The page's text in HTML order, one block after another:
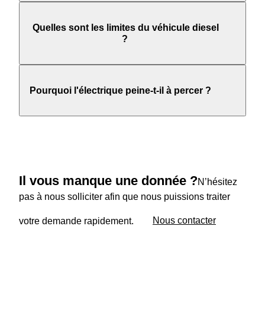
Quelles sont les limites du véhicule diesel
?
Pourquoi l'électrique peine-t-il à percer ?
Il vous manque une donnée ?N’hésitez
pas à nous solliciter afin que nous puissions traiter
votre demande rapidement. Nous contacter